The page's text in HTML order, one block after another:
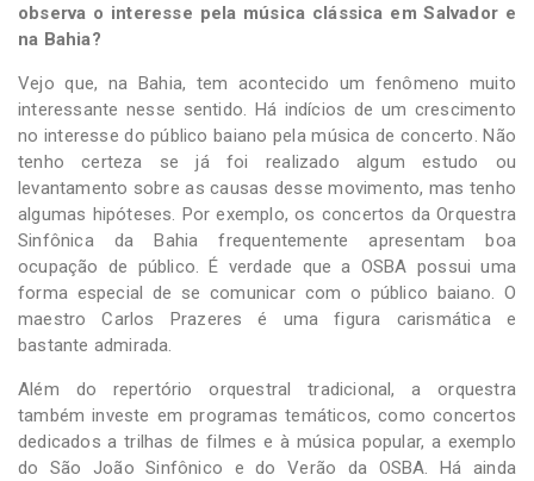
observa o interesse pela música clássica em Salvador e
na Bahia?
Vejo que, na Bahia, tem acontecido um fenômeno muito
interessante nesse sentido. Há indícios de um crescimento
no interesse do público baiano pela música de concerto. Não
tenho certeza se já foi realizado algum estudo ou
levantamento sobre as causas desse movimento, mas tenho
algumas hipóteses. Por exemplo, os concertos da Orquestra
Sinfônica da Bahia frequentemente apresentam boa
ocupação de público. É verdade que a OSBA possui uma
forma especial de se comunicar com o público baiano. O
maestro Carlos Prazeres é uma figura carismática e
bastante admirada.
Além do repertório orquestral tradicional, a orquestra
também investe em programas temáticos, como concertos
dedicados a trilhas de filmes e à música popular, a exemplo
do São João Sinfônico e do Verão da OSBA. Há ainda